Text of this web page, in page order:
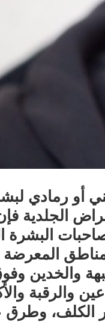
أو رمادي
البشرة
المعرضة
والخدين
والرقبة
الكلف، وطرق